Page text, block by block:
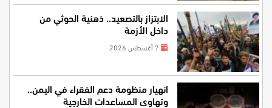
الابتزاز بالتصعيد.. ذهنية الحوثي من
داخل الأزمة
انهيار منظومة دعم الفقراء في اليمن..
وتهاوي المساعدات الخارجية